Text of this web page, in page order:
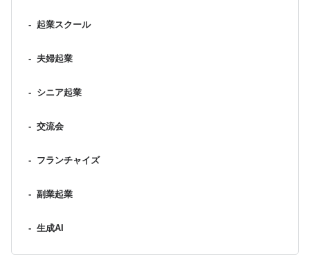
- 起業スクール
- 夫婦起業
- シニア起業
- 交流会
- フランチャイズ
- 副業起業
- 生成AI